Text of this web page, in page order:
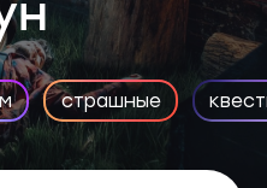
страшные